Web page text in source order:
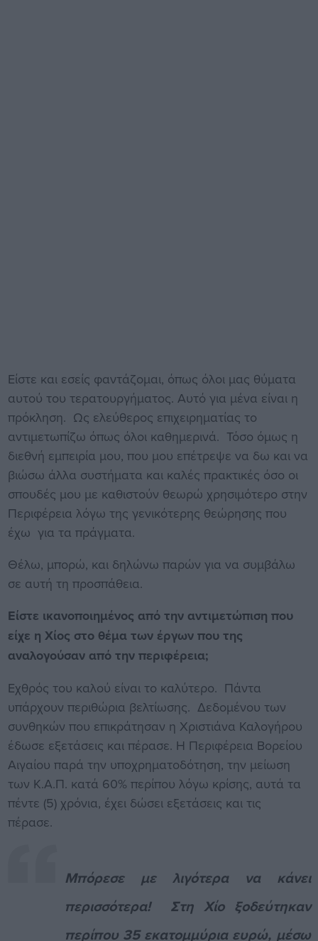
Είστε και εσείς φαντάζομαι, όπως όλοι μας θύματα
αυτού του τερατουργήματος. Αυτό για μένα είναι η
πρόκληση. Ως ελεύθερος επιχειρηματίας το
αντιμετωπίζω όπως όλοι καθημερινά. Τόσο όμως η
διεθνή εμπειρία μου, που μου επέτρεψε να δω και να
βιώσω άλλα συστήματα και καλές πρακτικές όσο οι
σπουδές μου με καθιστούν θεωρώ χρησιμότερο στην
Περιφέρεια λόγω της γενικότερης θεώρησης που
έχω για τα πράγματα.
Θέλω, μπορώ, και δηλώνω παρών για να συμβάλω
σε αυτή τη προσπάθεια.
Είστε ικανοποιημένος από την αντιμετώπιση που
είχε η Χίος στο θέμα των έργων που της
αναλογούσαν από την περιφέρεια;
Εχθρός του καλού είναι το καλύτερο. Πάντα
υπάρχουν περιθώρια βελτίωσης. Δεδομένου των
συνθηκών που επικράτησαν η Χριστιάνα Καλογήρου
έδωσε εξετάσεις και πέρασε. Η Περιφέρεια Βορείου
Αιγαίου παρά την υποχρηματοδότηση, την μείωση
των Κ.Α.Π. κατά 60% περίπου λόγω κρίσης, αυτά τα
πέντε (5) χρόνια, έχει δώσει εξετάσεις και τις
πέρασε.
Μπόρεσε με λιγότερα να κάνει
περισσότερα! Στη Χίο ξοδεύτηκαν
περίπου 35 εκατομμύρια ευρώ, μέσω